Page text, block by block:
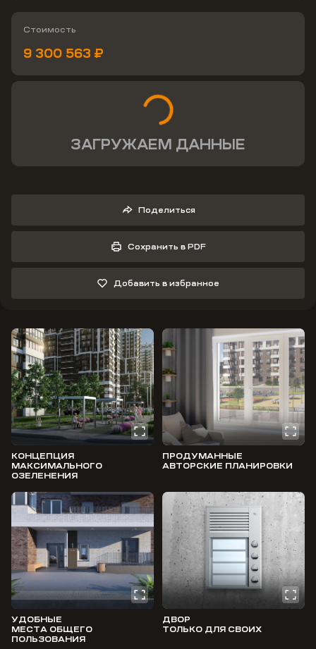
Стоимость
9 300 563 ₽
ЗАГРУЖАЕМ ДАННЫЕ
Поделиться
Сохранить в PDF
Добавить в избранное
КОНЦЕПЦИЯ
МАКСИМАЛЬНОГО
ОЗЕЛЕНЕНИЯ
ПРОДУМАННЫЕ
АВТОРСКИЕ ПЛАНИРОВКИ
УДОБНЫЕ
МЕСТА ОБЩЕГО
ПОЛЬЗОВАНИЯ
ДВОР
ТОЛЬКО ДЛЯ СВОИХ